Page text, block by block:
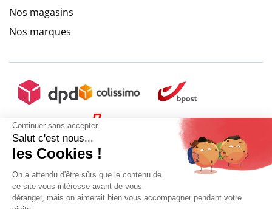
Continuer sans accepter
Salut c'est nous...
les Cookies !
On a attendu d'être sûrs que le contenu de
ce site vous intéresse avant de vous
déranger, mais on aimerait bien vous accompagner pendant votre
Nos magasins
Nos marques